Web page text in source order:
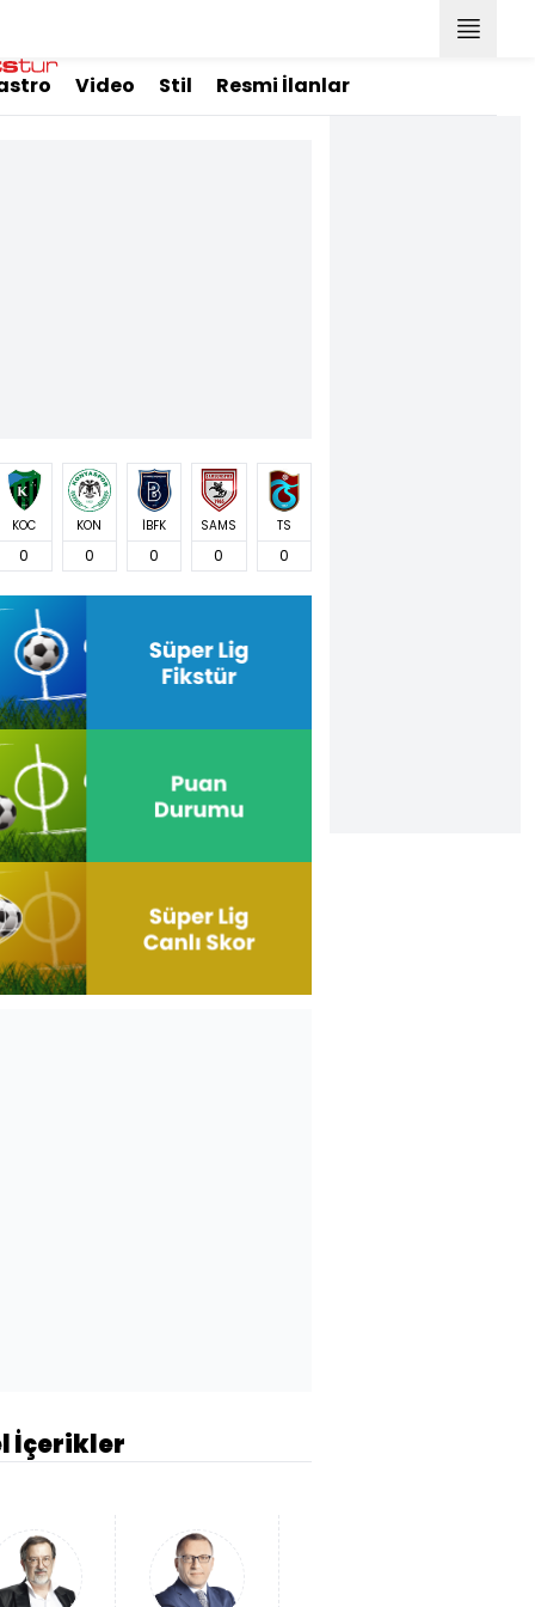
Video Stil Resmi İlanlar
KOC
0
KON
0
İBFK
0
SAMS
0
TS
0
İçerikler